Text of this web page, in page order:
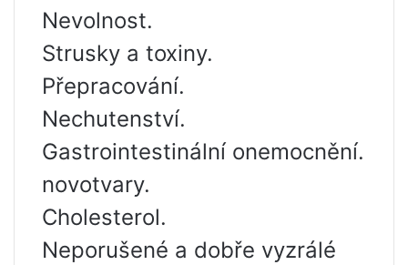
Nevolnost.
Strusky a toxiny.
Přepracování.
Nechutenství.
Gastrointestinální onemocnění.
novotvary.
Cholesterol.
Neporušené a dobře vyzrálé